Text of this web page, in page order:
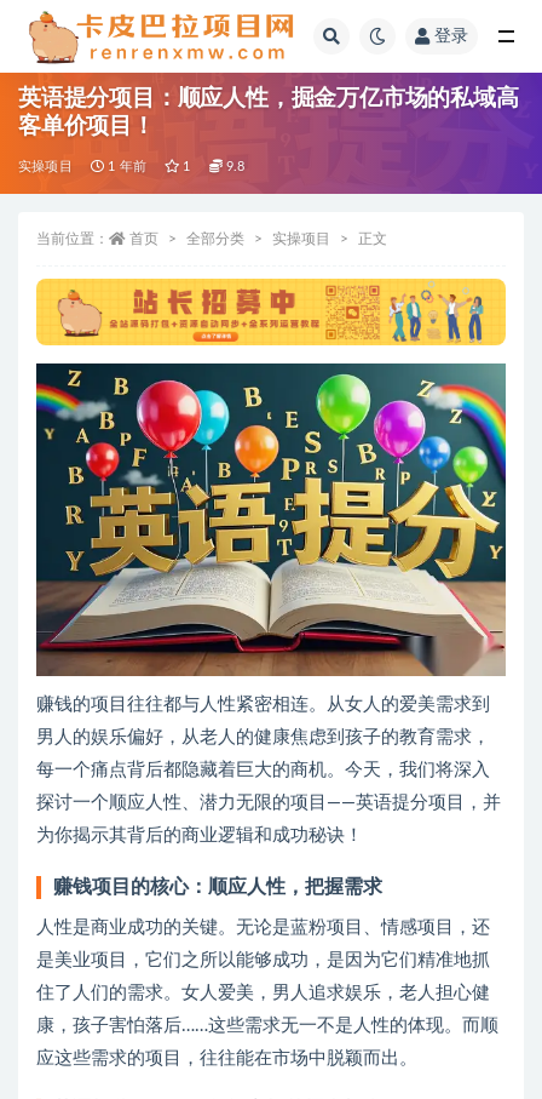
登录
英语提分项目：顺应人性，掘金万亿市场的私域高
客单价项目！
实操项目 1 年前 1 9.8
当前位置： 首页 全部分类 实操项目 正文
赚钱的项目往往都与人性紧密相连。从女人的爱美需求到
男人的娱乐偏好，从老人的健康焦虑到孩子的教育需求，
每一个痛点背后都隐藏着巨大的商机。今天，我们将深入
探讨一个顺应人性、潜力无限的项目——英语提分项目，并
为你揭示其背后的商业逻辑和成功秘诀！
赚钱项目的核心：顺应人性，把握需求
人性是商业成功的关键。无论是蓝粉项目、情感项目，还
是美业项目，它们之所以能够成功，是因为它们精准地抓
住了人们的需求。女人爱美，男人追求娱乐，老人担心健
康，孩子害怕落后……这些需求无一不是人性的体现。而顺
应这些需求的项目，往往能在市场中脱颖而出。
全部